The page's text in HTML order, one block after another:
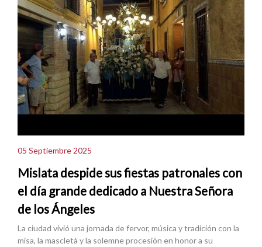
05 Septiembre 2025
Mislata despide sus fiestas patronales con
el día grande dedicado a Nuestra Señora
de los Ángeles
La ciudad vivió una jornada de fervor, música y tradición con la
misa, la mascletà y la solemne procesión en honor a su